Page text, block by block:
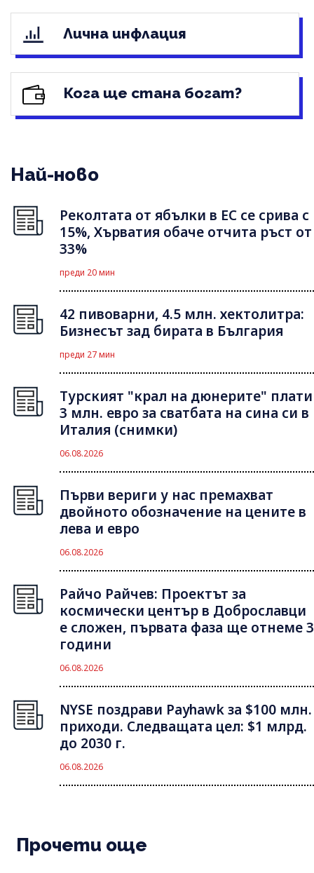
Лична инфлация
Кога ще стана богат?
Най-ново
Реколтата от ябълки в ЕС се срива с
15%, Хърватия обаче отчита ръст от
33%
преди 20 мин
42 пивоварни, 4.5 млн. хектолитра:
Бизнесът зад бирата в България
преди 27 мин
Турският "крал на дюнерите" плати
3 млн. евро за сватбата на сина си в
Италия (снимки)
06.08.2026
Първи вериги у нас премахват
двойното обозначение на цените в
лева и евро
06.08.2026
Райчо Райчев: Проектът за
космически център в Доброславци
е сложен, първата фаза ще отнеме 3
години
06.08.2026
NYSE поздрави Payhawk за $100 млн.
приходи. Следващата цел: $1 млрд.
до 2030 г.
06.08.2026
Прочети още